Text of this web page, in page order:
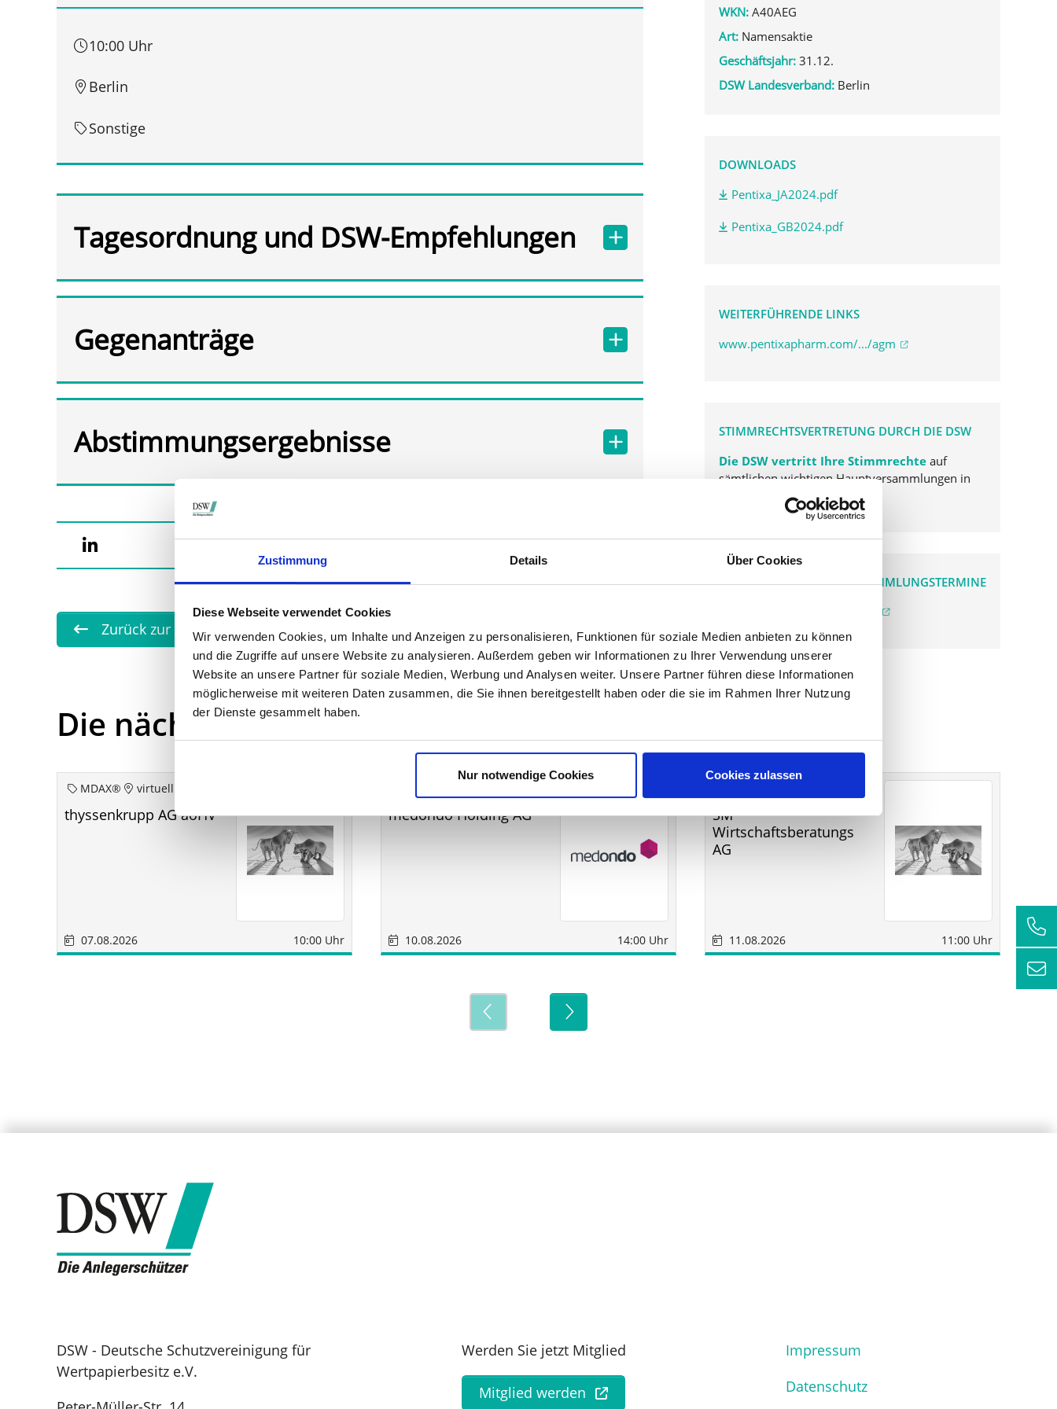
Zustimmung Details Über Cookies
Diese Webseite verwendet Cookies
Wir verwenden Cookies, um Inhalte und Anzeigen zu personalisieren, Funktionen für soziale Medien anbieten zu können
und die Zugriffe auf unsere Website zu analysieren. Außerdem geben wir Informationen zu Ihrer Verwendung unserer
Website an unsere Partner für soziale Medien, Werbung und Analysen weiter. Unsere Partner führen diese Informationen
möglicherweise mit weiteren Daten zusammen, die Sie ihnen bereitgestellt haben oder die sie im Rahmen Ihrer Nutzung
der Dienste gesammelt haben.
Nur notwendige Cookies Cookies zulassen
10:00 Uhr
Berlin
Sonstige
Tagesordnung und DSW-Empfehlungen
Gegenanträge
Abstimmungsergebnisse
Zurück zur Übersicht
WKN: A40AEG
Art: Namensaktie
Geschäftsjahr: 31.12.
DSW Landesverband: Berlin
DOWNLOADS
Pentixa_JA2024.pdf
Pentixa_GB2024.pdf
WEITERFÜHRENDE LINKS
www.pentixapharm.com/.../agm
STIMMRECHTSVERTRETUNG DURCH DIE DSW
Die DSW vertritt Ihre Stimmrechte auf
sämtlichen wichtigen Hauptversammlungen in
Deutschland.
VERGANGENE HAUPTVERSAMMLUNGSTERMINE
Die nächsten Termine
MDAX® virtuell
thyssenkrupp AG aoHV
07.08.2026 10:00 Uhr
medondo Holding AG
10.08.2026 14:00 Uhr
SM
Wirtschaftsberatungs
AG
11.08.2026 11:00 Uhr
DSW - Deutsche Schutzvereinigung für
Wertpapierbesitz e.V.
Werden Sie jetzt Mitglied
Mitglied werden
Impressum
Datenschutz